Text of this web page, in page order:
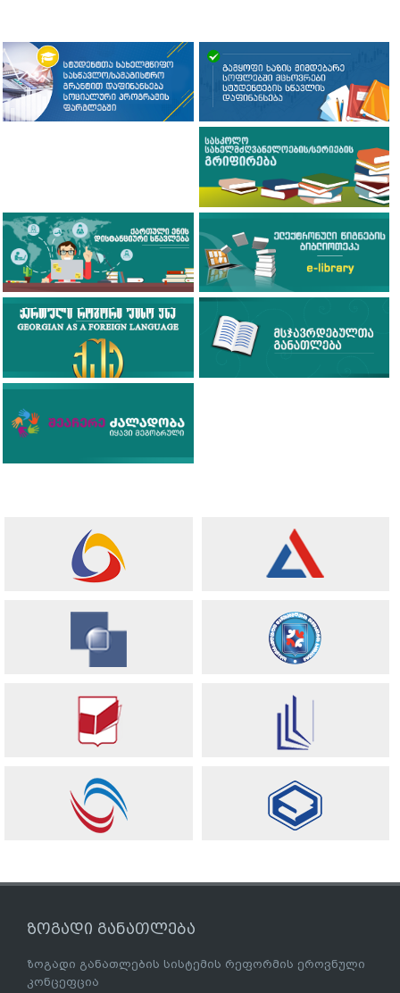
ზოგადი განათლება
ზოგადი განათლების სისტემის რეფორმის ეროვნული
კონცეფცია